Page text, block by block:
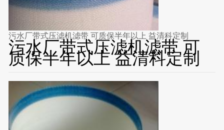
污水厂带式压滤机滤带 可质保半年以上 益清科定制
污水厂带式压滤机滤带 可
质保半年以上 益清科定制